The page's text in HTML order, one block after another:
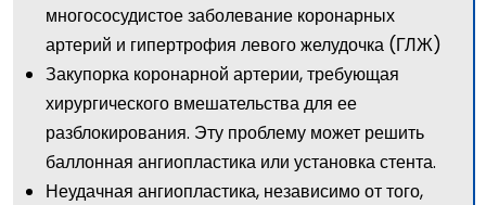
многососудистое заболевание коронарных
артерий и гипертрофия левого желудочка (ГЛЖ)
Закупорка коронарной артерии, требующая
хирургического вмешательства для ее
разблокирования. Эту проблему может решить
баллонная ангиопластика или установка стента.
Неудачная ангиопластика, независимо от того,